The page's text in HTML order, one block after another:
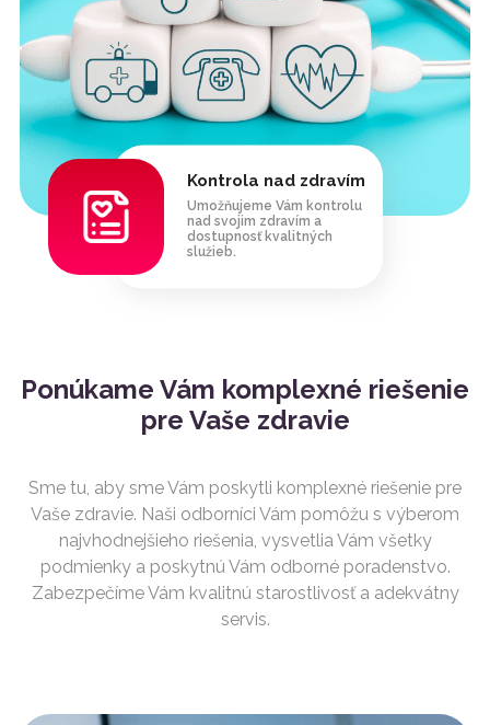
Kontrola nad zdravím
Umožňujeme Vám kontrolu
nad svojim zdravím a
dostupnosť kvalitných
služieb.
Ponúkame Vám komplexné riešenie
pre Vaše zdravie
Sme tu, aby sme Vám poskytli komplexné riešenie pre
Vaše zdravie. Naši odborníci Vám pomôžu s výberom
najvhodnejšieho riešenia , vysvetlia Vám všetky
podmienky a poskytnú Vám odborné poradenstvo.
Zabezpečíme Vám kvalitnú starostlivosť a adekvátny
servis.